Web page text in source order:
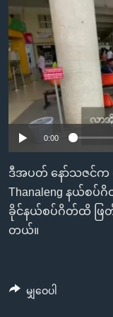
ကြည့်
ရန်
ပင်မ
အ
ညွန်း
စာမျက်နှာ
ကျော်
ကြည့်
ရန်
ရှာဖွေ
ရန်
ကျော်
အမေရိကန်သုံးအီဒီယံ
မကြေးမုံရဲ့ အင်္ဂလိပ်စ
ရုပ်ရှင်ထဲက အင်္ဂလိပ်
သုတပဒေသာ အင်္ဂလိပ်
အပတ်စဉ်ကဏ္ဍများ
ရေဒီယို
တီဗွီ
ရေဒီယိုနှင့်ရုပ်သံ အခ
ရေဒီယို/တီဗွီအစီအစ
Learning English
ဗွီအိုအေ လူမှုကွန်ယက်မျ
ဘာသာစကားများ
No
0:00
ဒီအပတ် နော်သဇင်က
Thanaleng နယ်စပ်
ခိုင်နယ်စပ်ဂိတ်ထိ ဖြ
တယ်။
မျှဝေပါ